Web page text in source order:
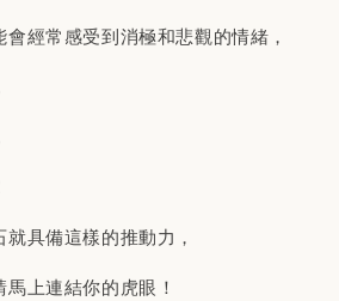
經常感受到消極和悲觀的情緒，
具備這樣的推動力，
上連結你的虎眼！